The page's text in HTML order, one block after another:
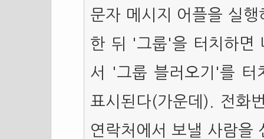
문자 메시지 어플을 실
한 뒤 '그룹'을 터치하면
서 '그룹 블러오기'를 터
표시된다(가운데). 전화
연락처에서 보낼 사람을